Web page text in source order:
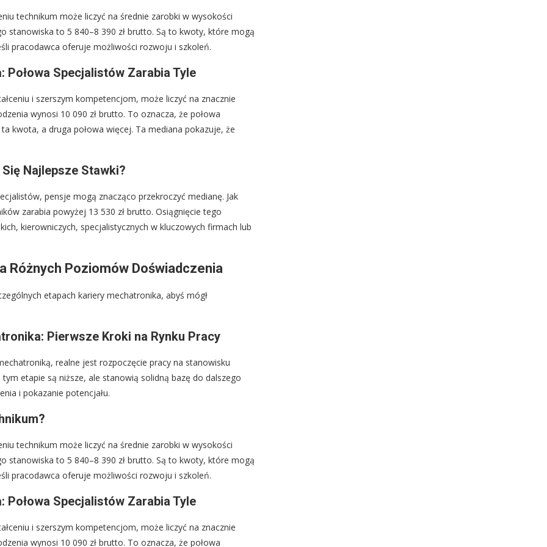
technikum może liczyć na średnie zarobki w wysokości
stanowiska to 5 840–8 390 zł brutto. Są to kwoty, które mogą
pracodawca oferuje możliwości rozwoju i szkoleń.
Specjalistów Zarabia Tyle
i szerszym kompetencjom, może liczyć na znacznie
wynosi 10 090 zł brutto. To oznacza, że połowa
kwota, a druga połowa więcej. Ta mediana pokazuje, że
Najlepsze Stawki?
pensje mogą znacząco przekroczyć medianę. Jak
zarabia powyżej 13 530 zł brutto. Osiągnięcie tego
kierowniczych, specjalistycznych w kluczowych firmach lub
Różnych Poziomów Doświadczenia
etapach kariery mechatronika, abyś mógł
Pierwsze Kroki na Rynku Pracy
realne jest rozpoczęcie pracy na stanowisku
etapie są niższe, ale stanowią solidną bazę do dalszego
i pokazanie potencjału.
technikum może liczyć na średnie zarobki w wysokości
stanowiska to 5 840–8 390 zł brutto. Są to kwoty, które mogą
pracodawca oferuje możliwości rozwoju i szkoleń.
Specjalistów Zarabia Tyle
i szerszym kompetencjom, może liczyć na znacznie
wynosi 10 090 zł brutto. To oznacza, że połowa